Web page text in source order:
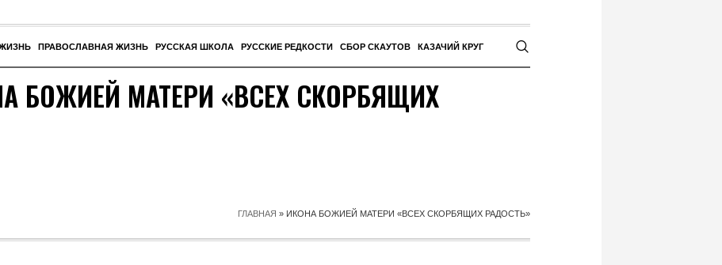
ПРАВОСЛАВНАЯ ЖИЗНЬ РУССКАЯ ШКОЛА РУССКИЕ РЕДКОСТИ СБОР СКАУТОВ КАЗАЧИЙ КРУГ
БОЖИЕЙ МАТЕРИ «ВСЕХ СКОРБЯЩИХ
ГЛАВНАЯ » ИКОНА БОЖИЕЙ МАТЕРИ «ВСЕХ СКОРБЯЩИХ РАДОСТЬ»